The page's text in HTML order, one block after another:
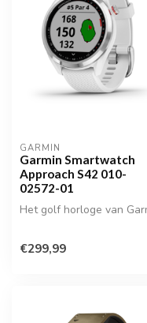
GARMIN
Garmin Smartwatch
Approach S42 010-
02572-01
Het golf horloge van
€299,99